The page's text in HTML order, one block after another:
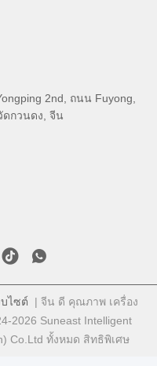
2nd, ถนน Fuyong,
ดกวนดง, จีน
บไซต์ | จีน ดี คุณภาพ เครื่อง
2026 Suneast Intelligent
Co.Ltd ทั้งหมด สิทธิพิเศษ